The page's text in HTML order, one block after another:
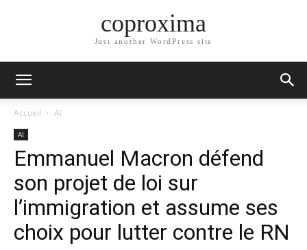
coproxima
Just another WordPress site
Accueil AI
AI
Emmanuel Macron défend
son projet de loi sur
l’immigration et assume ses
choix pour lutter contre le RN